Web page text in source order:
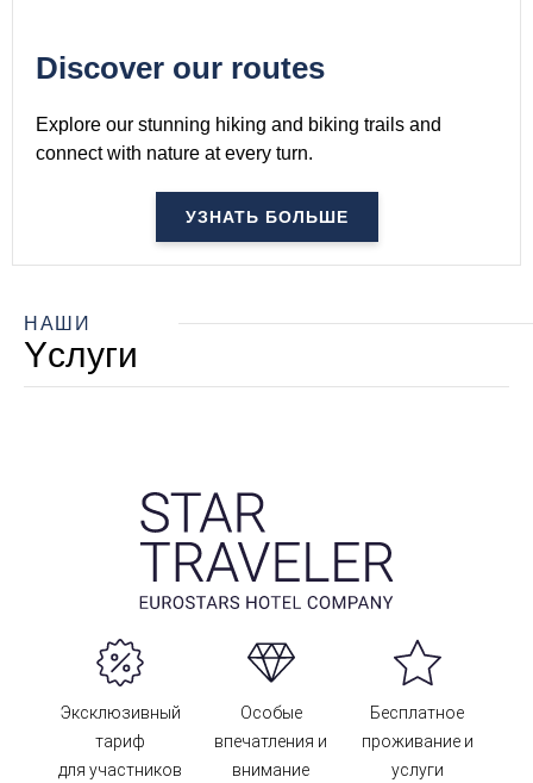
Discover our routes
Explore our stunning hiking and biking trails and
connect with nature at every turn.
НАШИ
Yслуги
Эксклюзивный
тариф
для участников
Особые
впечатления и
внимание
Бесплатное
проживание и
услуги